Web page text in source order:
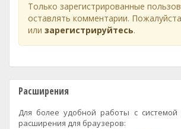
Только зарегистрированные
оставлять комментарии.
или зарегистрируйтесь.
Расширения
Для более удобной работы с
расширения для браузеров: